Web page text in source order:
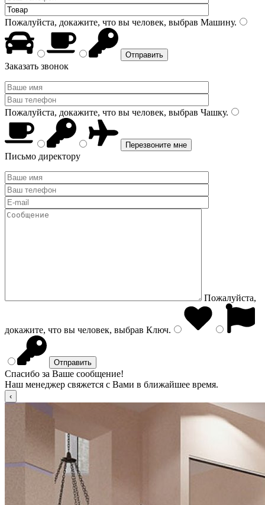
Пожалуйста, докажите, что вы человек, выбрав Машину.
Заказать звонок
Пожалуйста, докажите, что вы человек, выбрав Чашку.
Письмо директору
Пожалуйста,
докажите, что вы человек, выбрав Ключ.
Спасибо за Ваше сообщение!
Наш менеджер свяжется с Вами в ближайшее время.